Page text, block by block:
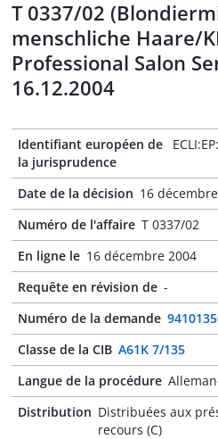
T 0337/02
menschliche Haare/
Professional Salon
16.12.2004
Identifiant européen de
la jurisprudence
Date de la décision 16
Numéro de l'affaire T 0337/02
En ligne le 16 décembre 2004
Requête en révision de -
Numéro de la demande
Classe de la CIB A61K 7/135
Langue de la procédure
Distribution Distribuées aux
recours (C)